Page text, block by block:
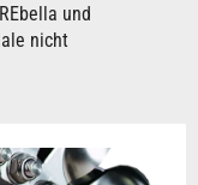
und
nicht